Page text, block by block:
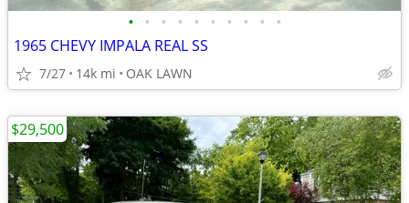
• • • • • • • • • •
1965 CHEVY IMPALA REAL SS
7/27 14k mi OAK LAWN
$29,500